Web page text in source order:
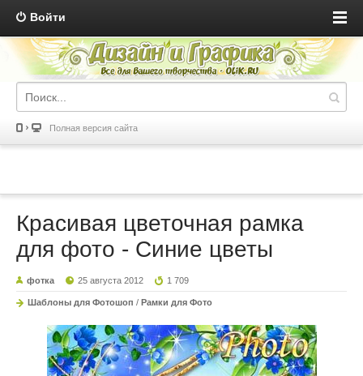
Войти
Полная версия сайта
Красивая цветочная рамка
для фото - Синие цветы
фотка 25 августа 2012 1 709
Шаблоны для Фотошоп / Рамки для Фото